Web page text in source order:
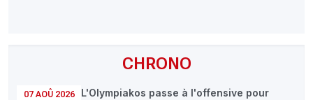
CHRONO
07 AOÛ 2026
L'Olympiakos passe à l'offensive pour